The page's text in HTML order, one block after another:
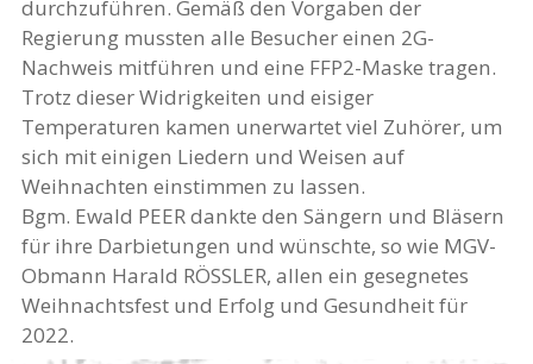
durchzuführen. Gemäß den Vorgaben der
Regierung mussten alle Besucher einen 2G-
Nachweis mitführen und eine FFP2-Maske tragen.
Trotz dieser Widrigkeiten und eisiger
Temperaturen kamen unerwartet viel Zuhörer, um
sich mit einigen Liedern und Weisen auf
Weihnachten einstimmen zu lassen.
Bgm. Ewald PEER dankte den Sängern und Bläsern
für ihre Darbietungen und wünschte, so wie MGV-
Obmann Harald RÖSSLER, allen ein gesegnetes
Weihnachtsfest und Erfolg und Gesundheit für
2022.